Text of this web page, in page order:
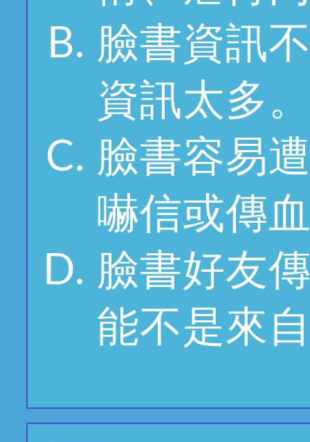
臉書資訊
資訊太多
臉書容易
嚇信或傳
臉書好友
能不是來